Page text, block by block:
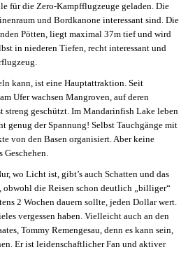
für die Zero-Kampfflugzeuge geladen. Die
und Bordkanone interessant sind. Die
Pötten, liegt maximal 37m tief und wird
in niederen Tiefen, recht interessant und
kann, ist eine Hauptattraktion. Seit
Ufer wachsen Mangroven, auf deren
streng geschützt. Im Mandarinfish Lake leben
der Spannung! Selbst Tauchgänge mit
von den Basen organisiert. Aber keine
wo Licht ist, gibt’s auch Schatten und das
obwohl die Reisen schon deutlich „billiger“
2 Wochen dauern sollte, jeden Dollar wert.
vergessen haben. Vielleicht auch an den
Tommy Remengesau, denn es kann sein,
Er ist leidenschaftlicher Fan und aktiver